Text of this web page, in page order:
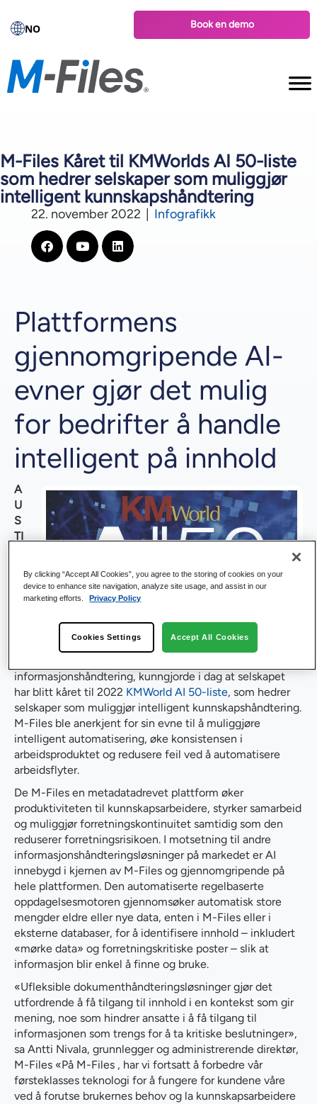
NO Book en demo
M-Files Kåret til KMWorlds AI 50-liste
som hedrer selskaper som muliggjør
intelligent kunnskapshåndtering
22. november 2022 Infografikk
Plattformens
gjennomgripende AI-
evner gjør det mulig
for bedrifter å handle
intelligent på innhold
A
U
S
TI
xa
informasjonshåndtering, kunngjorde i dag at selskapet
har blitt kåret til 2022 KMWorld AI 50-liste, som hedrer
selskaper som muliggjør intelligent kunnskapshåndtering.
M-Files ble anerkjent for sin evne til å muliggjøre
intelligent automatisering, øke konsistensen i
arbeidsproduktet og redusere feil ved å automatisere
arbeidsflyter.
De M-Files en metadatadrevet plattform øker
produktiviteten til kunnskapsarbeidere, styrker samarbeid
og muliggjør forretningskontinuitet samtidig som den
reduserer forretningsrisikoen. I motsetning til andre
informasjonshåndteringsløsninger på markedet er AI
innebygd i kjernen av M-Files og gjennomgripende på
hele plattformen. Den automatiserte regelbaserte
oppdagelsesmotoren gjennomsøker automatisk store
mengder eldre eller nye data, enten i M-Files eller i
eksterne databaser, for å identifisere innhold – inkludert
«mørke data» og forretningskritiske poster – slik at
informasjon blir enkel å finne og bruke.
«Ufleksible dokumenthåndteringsløsninger gjør det
utfordrende å få tilgang til innhold i en kontekst som gir
mening, noe som hindrer ansatte i å få tilgang til
informasjonen som trengs for å ta kritiske beslutninger»,
sa Antti Nivala, grunnlegger og administrerende direktør,
M-Files «På M-Files , har vi fortsatt å forbedre vår
førsteklasses teknologi for å fungere for kundene våre
ved å forutse brukernes behov og la kunnskapsarbeidere
By clicking “Accept All Cookies”, you agree to the storing of cookies on your
device to enhance site navigation, analyze site usage, and assist in our
marketing efforts.
Privacy Policy
Cookies Settings Accept All Cookies